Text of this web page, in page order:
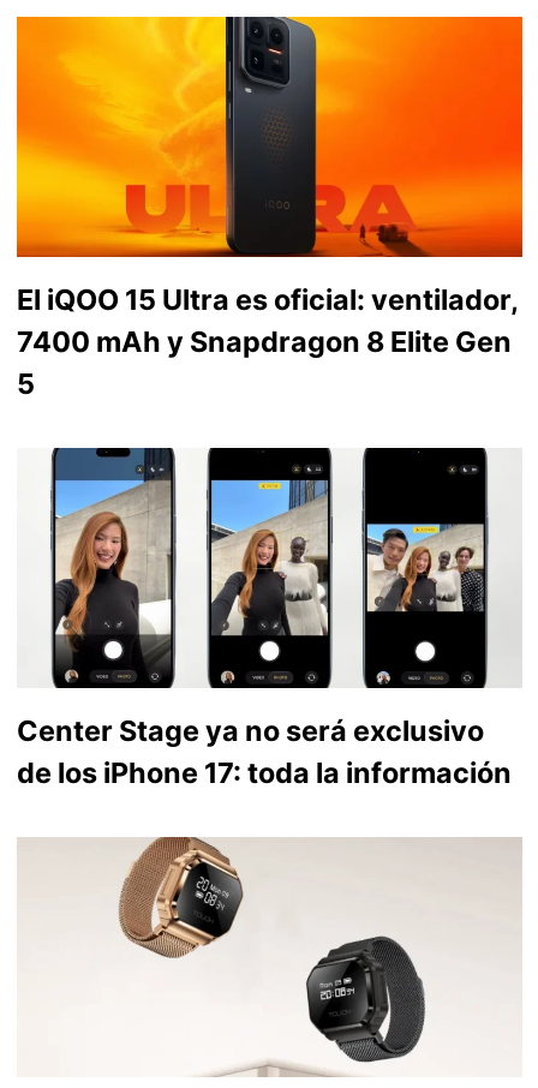
El iQOO 15 Ultra es oficial: ventilador,
7400 mAh y Snapdragon 8 Elite Gen
5
Center Stage ya no será exclusivo
de los iPhone 17: toda la información